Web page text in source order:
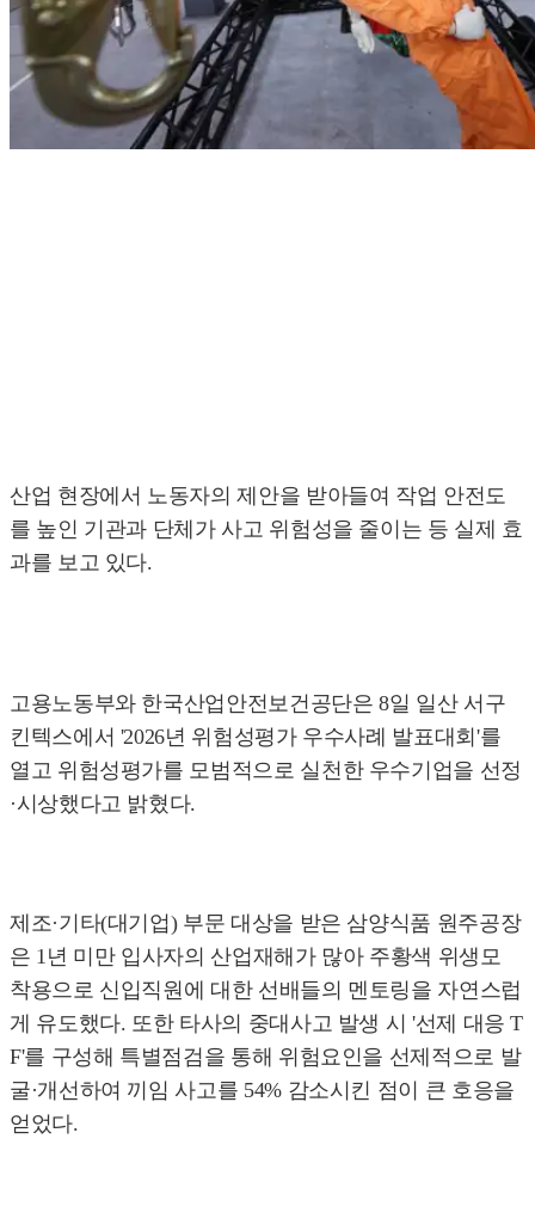
산업 현장에서 노동자의 제안을 받아들여 작업 안전도
를 높인 기관과 단체가 사고 위험성을 줄이는 등 실제 효
과를 보고 있다.
고용노동부와 한국산업안전보건공단은 8일 일산 서구
킨텍스에서 '2026년 위험성평가 우수사례 발표대회'를
열고 위험성평가를 모범적으로 실천한 우수기업을 선정
·시상했다고 밝혔다.
제조·기타(대기업) 부문 대상을 받은 삼양식품 원주공장
은 1년 미만 입사자의 산업재해가 많아 주황색 위생모
착용으로 신입직원에 대한 선배들의 멘토링을 자연스럽
게 유도했다. 또한 타사의 중대사고 발생 시 '선제 대응 T
F'를 구성해 특별점검을 통해 위험요인을 선제적으로 발
굴·개선하여 끼임 사고를 54% 감소시킨 점이 큰 호응을
얻었다.